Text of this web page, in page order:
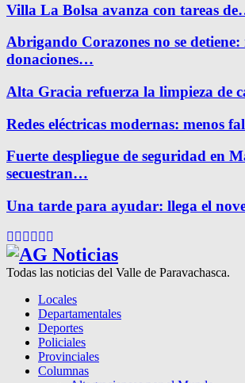
Villa La Bolsa avanza con tareas
Abrigando Corazones no se detiene:
donaciones…
Alta Gracia refuerza la limpieza de
Redes eléctricas modernas: menos
Fuerte despliegue de seguridad en
secuestran…
Una tarde para ayudar: llega el
Facebook
Twitter
Instagram
Pinterest
Google
Todas las noticias del Valle de Paravachasca.
Locales
Departamentales
Deportes
Policiales
Provinciales
Columnas